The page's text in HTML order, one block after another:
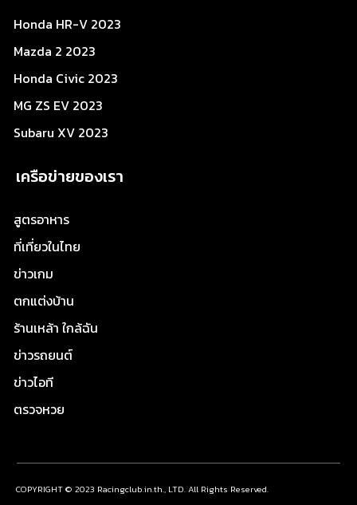
Honda HR-V 2023
Mazda 2 2023
Honda Civic 2023
MG ZS EV 2023
Subaru XV 2023
เครือข่ายของเรา
สูตรอาหาร
ที่เที่ยวในไทย
ข่าวเกม
ตกแต่งบ้าน
ร้านเหล้า ใกล้ฉัน
ข่าวรถยนต์
ข่าวไอที
ตรวจหวย
COPYRIGHT © 2023 Racingclub.in.th., LTD. All Rights Reserved.